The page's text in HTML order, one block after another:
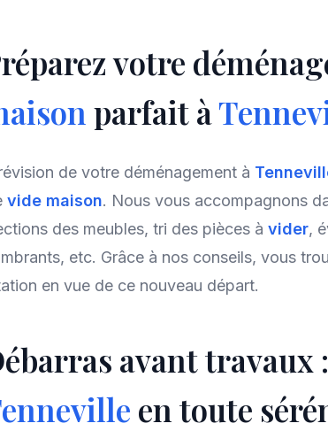
votre
parfait à
de votre déménagement à
vide maison. Nous vous accompagnons
des meubles, tri des pièces à vider,
etc. Grâce à nos conseils, vous
en vue de ce nouveau départ.
avant travaux
en toute